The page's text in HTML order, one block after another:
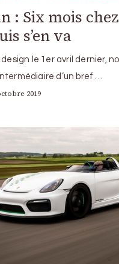
: Six mois
s’en va
le 1er avril dernier,
d’un bref …
2019